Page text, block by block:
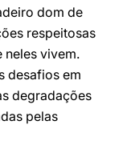
dom de
respeitosas
neles vivem.
desafios em
degradações
pelas